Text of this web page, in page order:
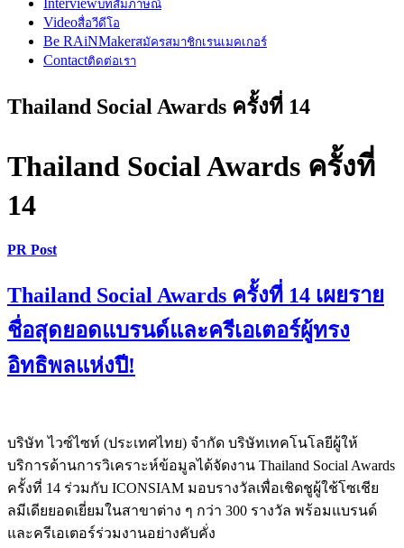
Interviewบทสัมภาษณ์
Videoสื่อวีดีโอ
Be RAiNMakerสมัครสมาชิกเรนเมคเกอร์
Contactติดต่อเรา
Thailand Social Awards ครั้งที่ 14
Thailand Social Awards ครั้งที่
14
PR Post
Thailand Social Awards ครั้งที่ 14 เผยราย
ชื่อสุดยอดแบรนด์และครีเอเตอร์ผู้ทรง
อิทธิพลแห่งปี!
บริษัท ไวซ์ไซท์ (ประเทศไทย) จำกัด บริษัทเทคโนโลยีผู้ให้
บริการด้านการวิเคราะห์ข้อมูลได้จัดงาน Thailand Social Awards
ครั้งที่ 14 ร่วมกับ ICONSIAM มอบรางวัลเพื่อเชิดชูผู้ใช้โซเชีย
ลมีเดียยอดเยี่ยมในสาขาต่าง ๆ กว่า 300 รางวัล พร้อมแบรนด์
และครีเอเตอร์ร่วมงานอย่างคับคั่ง